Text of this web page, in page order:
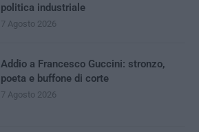
politica industriale
7 Agosto 2026
Addio a Francesco Guccini: stronzo,
poeta e buffone di corte
7 Agosto 2026